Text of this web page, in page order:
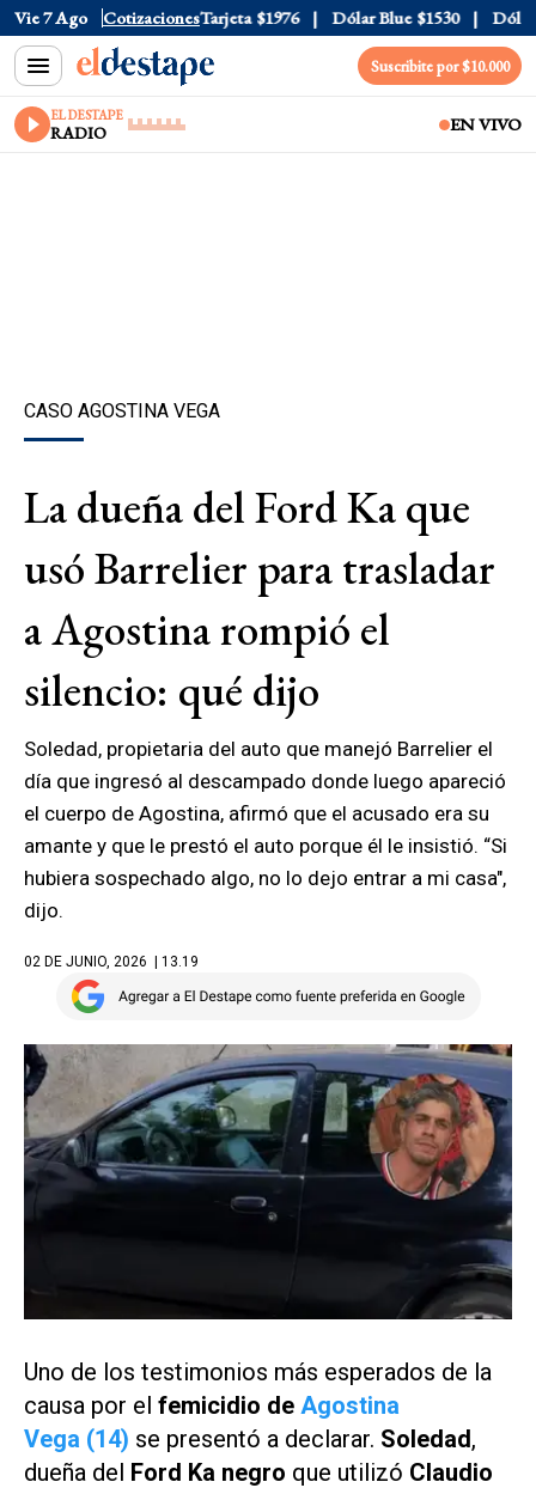
Vie 7 Ago Cotizaciones
$1520 Dólar Tarjeta $1976 Dólar Blue $1530 Dólar
Suscribite por $10.000
EL DESTAPE
RADIO EN VIVO
CASO AGOSTINA VEGA
La dueña del Ford Ka que
usó Barrelier para trasladar
a Agostina rompió el
silencio: qué dijo
Soledad, propietaria del auto que manejó Barrelier el
día que ingresó al descampado donde luego apareció
el cuerpo de Agostina, afirmó que el acusado era su
amante y que le prestó el auto porque él le insistió. “Si
hubiera sospechado algo, no lo dejo entrar a mi casa",
dijo.
02 DE JUNIO, 2026 | 13.19
Uno de los testimonios más esperados de la
causa por el femicidio de Agostina
Vega (14) se presentó a declarar. Soledad,
dueña del Ford Ka negro que utilizó Claudio